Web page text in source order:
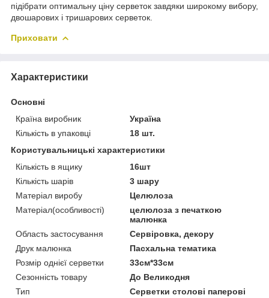
підібрати оптимальну ціну серветок завдяки широкому вибору,
двошарових і тришарових серветок.
Приховати
Характеристики
Основні
Країна виробник
Україна
Кількість в упаковці
18 шт.
Користувальницькі характеристики
Кількість в ящику
16шт
Кількість шарів
3 шару
Матеріал виробу
Целюлоза
Матеріал(особливості)
целюлоза з печаткою
малюнка
Область застосування
Сервіровка, декору
Друк малюнка
Пасхальна тематика
Розмір однієї серветки
33см*33см
Сезонність товару
До Великодня
Тип
Серветки столові паперові